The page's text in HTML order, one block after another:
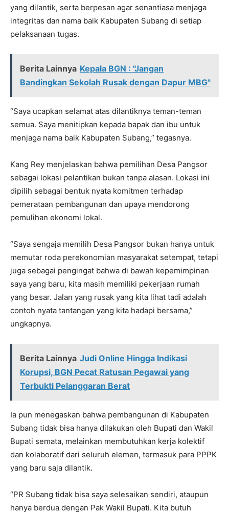
yang dilantik, serta berpesan agar senantiasa menjaga
integritas dan nama baik Kabupaten Subang di setiap
pelaksanaan tugas.
Berita Lainnya Kepala BGN : "Jangan
Bandingkan Sekolah Rusak dengan Dapur MBG"
“Saya ucapkan selamat atas dilantiknya teman-teman
semua. Saya menitipkan kepada bapak dan ibu untuk
menjaga nama baik Kabupaten Subang,” tegasnya.
Kang Rey menjelaskan bahwa pemilihan Desa Pangsor
sebagai lokasi pelantikan bukan tanpa alasan. Lokasi ini
dipilih sebagai bentuk nyata komitmen terhadap
pemerataan pembangunan dan upaya mendorong
pemulihan ekonomi lokal.
“Saya sengaja memilih Desa Pangsor bukan hanya untuk
memutar roda perekonomian masyarakat setempat, tetapi
juga sebagai pengingat bahwa di bawah kepemimpinan
saya yang baru, kita masih memiliki pekerjaan rumah
yang besar. Jalan yang rusak yang kita lihat tadi adalah
contoh nyata tantangan yang kita hadapi bersama,”
ungkapnya.
Berita Lainnya Judi Online Hingga Indikasi
Korupsi, BGN Pecat Ratusan Pegawai yang
Terbukti Pelanggaran Berat
Ia pun menegaskan bahwa pembangunan di Kabupaten
Subang tidak bisa hanya dilakukan oleh Bupati dan Wakil
Bupati semata, melainkan membutuhkan kerja kolektif
dan kolaboratif dari seluruh elemen, termasuk para PPPK
yang baru saja dilantik.
“PR Subang tidak bisa saya selesaikan sendiri, ataupun
hanya berdua dengan Pak Wakil Bupati. Kita butuh